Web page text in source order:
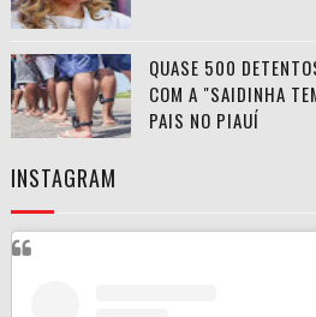
QUASE 500
COM A "SAIDINHA
PAIS NO PIAUÍ
INSTAGRAM